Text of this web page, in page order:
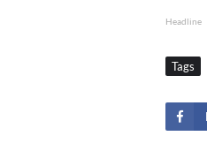
Headline
Tags